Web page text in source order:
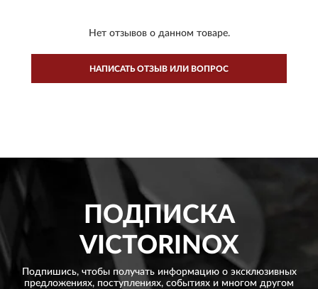
Нет отзывов о данном товаре.
НАПИСАТЬ ОТЗЫВ ИЛИ ВОПРОС
ПОДПИСКА
VICTORINOX
Подпишись, чтобы получать информацию о эксклюзивных
предложениях, поступлениях, событиях и многом другом